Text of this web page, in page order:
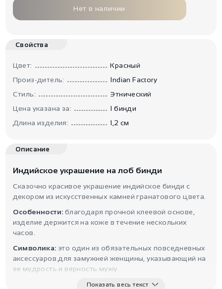
Нет в наличии
Свойства
Цвет:
Красный
Произ-дитель:
Indian Factory
Стиль:
Этнический
Цена указана за:
1 бинди
Длина изделия:
1,2 см
Описание
Индийское украшение на лоб бинди
Сказочно красивое украшение индийское бинди с
декором из искусственных камней гранатового цвета.
Особенности: благодаря прочной клеевой основе,
изделие держится на коже в течение нескольких
часов.
Символика: это один из обязательных повседневных
аксессуаров для замужней женщины, указывающий на
ее мудрость и верность мужу.
Показать весь текст